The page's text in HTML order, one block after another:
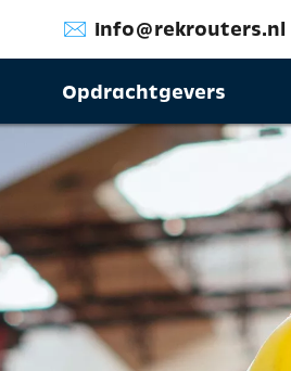
info@rekrouters.nl
Opdrachtgevers